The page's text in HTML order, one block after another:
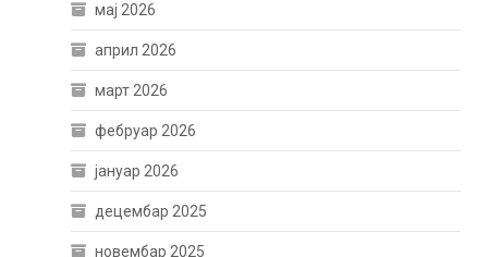
мај 2026
април 2026
март 2026
фебруар 2026
јануар 2026
децембар 2025
новембар 2025